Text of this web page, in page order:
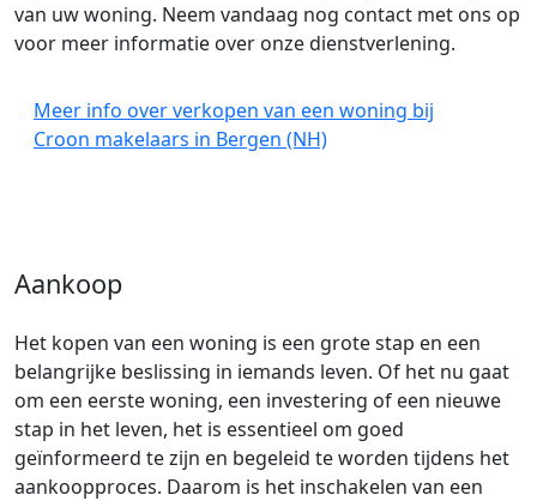
van uw woning. Neem vandaag nog contact met ons op
voor meer informatie over onze dienstverlening.
Meer info over verkopen van een woning bij
Croon makelaars in Bergen (NH)
Aankoop
Het kopen van een woning is een grote stap en een
belangrijke beslissing in iemands leven. Of het nu gaat
om een eerste woning, een investering of een nieuwe
stap in het leven, het is essentieel om goed
geïnformeerd te zijn en begeleid te worden tijdens het
aankoopproces. Daarom is het inschakelen van een